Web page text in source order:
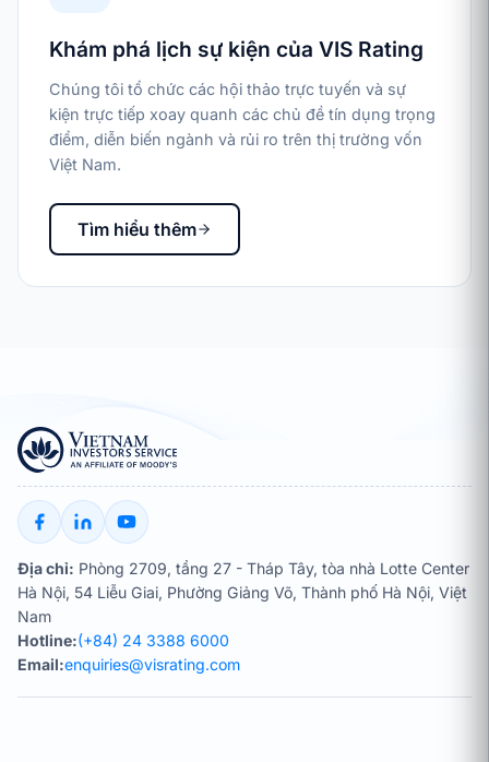
Khám phá lịch sự kiện của VIS Rating
Chúng tôi tổ chức các hội thảo trực tuyến và sự
kiện trực tiếp xoay quanh các chủ đề tín dụng trọng
điểm, diễn biến ngành và rủi ro trên thị trường vốn
Việt Nam.
Tìm hiểu thêm
Địa chỉ: Phòng 2709, tầng 27 - Tháp Tây, tòa nhà Lotte Center
Hà Nội, 54 Liễu Giai, Phường Giảng Võ, Thành phố Hà Nội, Việt
Nam
Hotline:(+84) 24 3388 6000
Email:enquiries@visrating.com